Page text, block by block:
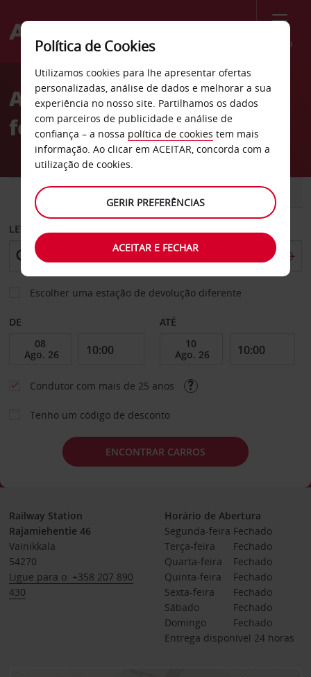
Menu
Welcome
AvisAluguer de carros Estação
ferroviária de Vainikkala
CARRO COMERCIAIS
LEVANTAR EM
Escolher uma estação de devolução diferente
DE ATÉ
Condutor com mais de 25 anos
Tenho um código de desconto
ENCONTRAR CARROS
Railway Station
Rajamiehentie 46
Vainikkala
54270
Ligue para o: +358 207 890
430
Horário de Abertura
Segunda-feira Fechado
Terça-feira
Fechado
Quarta-feira
Fechado
Quinta-feira
Fechado
Sexta-feira
Fechado
Sábado
Fechado
Domingo
Fechado
Entrega disponível 24 horas
Política de Cookies
Utilizamos cookies para lhe apresentar ofertas
personalizadas, análise de dados e melhorar a sua
experiência no nosso site. Partilhamos os dados
com parceiros de publicidade e análise de
confiança – a nossa política de cookies tem mais
informação. Ao clicar em ACEITAR, concorda com a
utilização de cookies.
GERIR PREFERÊNCIAS
ACEITAR E FECHAR